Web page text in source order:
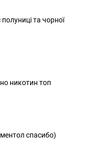
та чорної
никотин топ
спасибо)